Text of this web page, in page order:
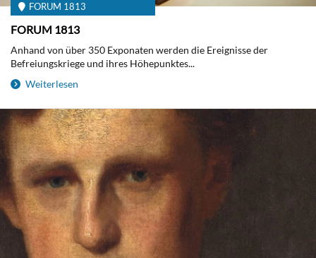
FORUM 1813
FORUM 1813
Anhand von über 350 Exponaten werden die Ereignisse der
Befreiungskriege und ihres Höhepunktes...
Weiterlesen